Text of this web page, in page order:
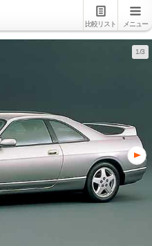
比較リスト メニュー
1/3